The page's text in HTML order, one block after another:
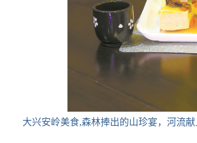
大兴安岭美食,森林捧出的山珍宴，河流